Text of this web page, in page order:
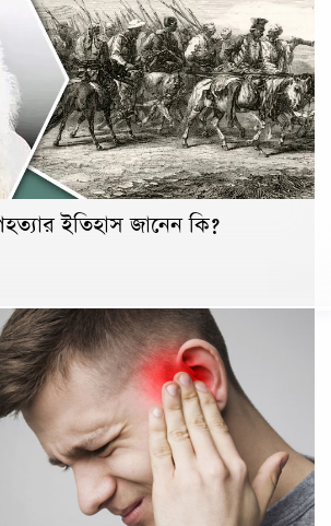
ইতিহাস জানেন কি?